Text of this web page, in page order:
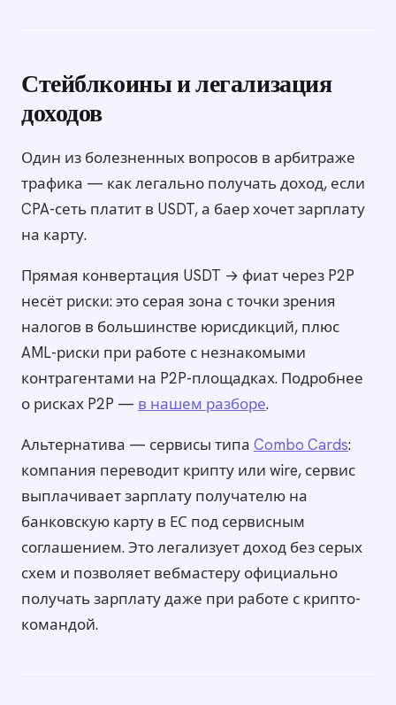
Стейблкоины и легализация
доходов
Один из болезненных вопросов в арбитраже
трафика — как легально получать доход, если
CPA-сеть платит в USDT, а баер хочет зарплату
на карту.
Прямая конвертация USDT → фиат через P2P
несёт риски: это серая зона с точки зрения
налогов в большинстве юрисдикций, плюс
AML-риски при работе с незнакомыми
контрагентами на P2P-площадках. Подробнее
о рисках P2P — в нашем разборе.
Альтернатива — сервисы типа Combo Cards:
компания переводит крипту или wire, сервис
выплачивает зарплату получателю на
банковскую карту в ЕС под сервисным
соглашением. Это легализует доход без серых
схем и позволяет вебмастеру официально
получать зарплату даже при работе с крипто-
командой.